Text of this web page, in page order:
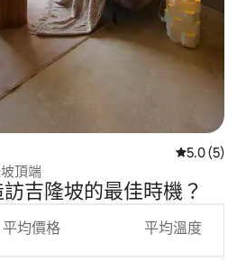
從 5 則評
5.0 (5)
頂端
吉隆坡的最佳時機？
平均價格 平均溫度